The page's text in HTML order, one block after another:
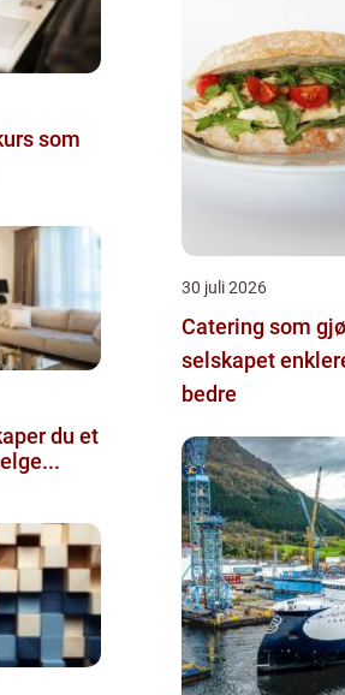
som
30 juli 2026
Catering som
selskapet
bedre